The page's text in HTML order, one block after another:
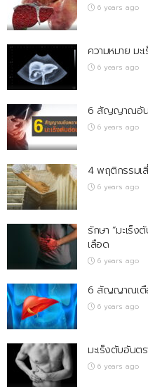
6 years ago
ความหมาย มะ
6 years ago
6 สัญญาณอันต
6 years ago
4 พฤติกรรมเ
6 years ago
รักษา “มะเร็ง
เลือด
6 years ago
6 สัญญาณเตือ
6 years ago
มะเร็งตับอันต
6 years ago